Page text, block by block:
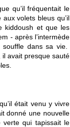
qu’il fréquentait le
volets bleus qu’il
kiddoush et que les
- après l’intermède
dans sa vie.
il avait presque sauté
était venu y vivre
donné une nouvelle
verte qui tapissait le